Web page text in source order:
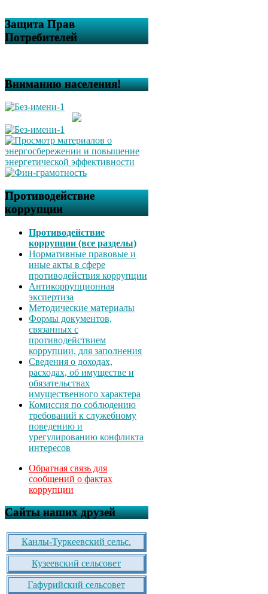
Защита Прав
Потребителей
Вниманию населения!
Противодействие
коррупции
Противодействие
коррупции (все разделы)
Нормативные правовые и
иные акты в сфере
противодействия коррупции
Антикоррупционная
экспертиза
Методические материалы
Формы документов,
связанных с
противодействием
коррупции, для заполнения
Сведения о доходах,
расходах, об имуществе и
обязательствах
имущественного характера
Комиссия по соблюдению
требований к служебному
поведению и
урегулированию конфликта
интересов
Обратная связь для
сообщений о фактах
коррупции
Сайты наших друзей
Канлы-Туркеевский сельс.
Кузеевский сельсовет
Гафурийский сельсовет